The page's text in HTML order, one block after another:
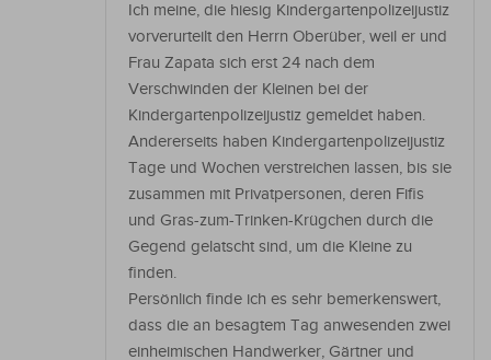
Ich meine, die hiesig Kindergartenpolizeijustiz
vorverurteilt den Herrn Oberüber, weil er und
Frau Zapata sich erst 24 nach dem
Verschwinden der Kleinen bei der
Kindergartenpolizeijustiz gemeldet haben.
Andererseits haben Kindergartenpolizeijustiz
Tage und Wochen verstreichen lassen, bis sie
zusammen mit Privatpersonen, deren Fifis
und Gras-zum-Trinken-Krügchen durch die
Gegend gelatscht sind, um die Kleine zu
finden.
Persönlich finde ich es sehr bemerkenswert,
dass die an besagtem Tag anwesenden zwei
einheimischen Handwerker, Gärtner und